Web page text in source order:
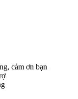
cảm ơn bạn